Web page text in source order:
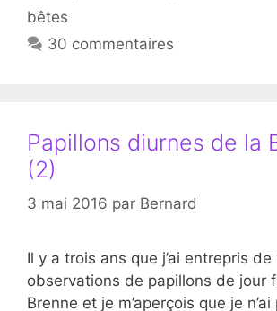
bêtes
30 commentaires
Papillons diurnes de la
(2)
3 mai 2016 par Bernard
Il y a trois ans que j’ai entrepris
observations de papillons de jour
Brenne et je m’aperçois que je